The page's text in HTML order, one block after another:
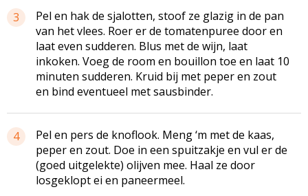
3
Pel en hak de sjalotten, stoof ze glazig in de pan
van het vlees. Roer er de tomatenpuree door en
laat even sudderen. Blus met de wijn, laat
inkoken. Voeg de room en bouillon toe en laat 10
minuten sudderen. Kruid bij met peper en zout
en bind eventueel metsausbinder.
4
Pel en pers de knoflook. Meng ‘m met de kaas,
peper en zout. Doe in een spuitzakje en vul er de
(goed uitgelekte) olijven mee. Haal ze door
losgekloptei en paneermeel.